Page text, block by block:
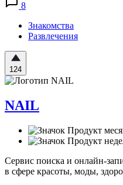
8
Знакомства
Развлечения
124
NAIL
Сервис поиска и онлайн-
в сфере красоты, моды,